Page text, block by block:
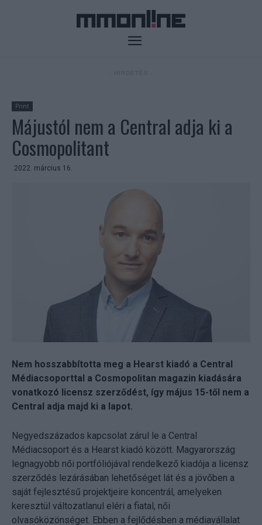
Print
Májustól nem a Central adja ki a
Cosmopolitant
2022. március 16.
Nem hosszabbította meg a Hearst kiadó a Central
Médiacsoporttal a Cosmopolitan magazin kiadására
vonatkozó licensz szerződést, így május 15-től nem a
Central adja majd ki a lapot.
Negyedszázados kapcsolat zárul le a Central
Médiacsoport és a Hearst kiadó között. Magyarország
legnagyobb női portfóliójával rendelkező kiadója a licensz
szerződés lezárásában lehetőséget lát és a jövőben a
saját fejlesztésű projektjeire koncentrál, amelyeken
keresztül változatlanul eléri a fiatal, női
olvasóközönséget. Ebben a fejlődésben a médiavállalat